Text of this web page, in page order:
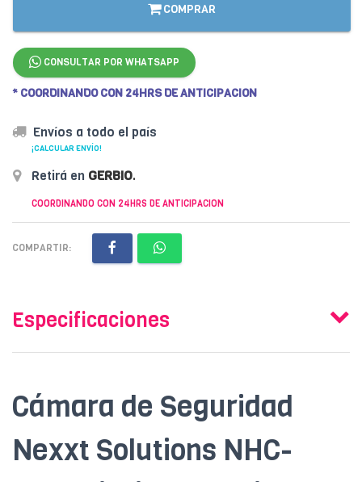
COMPRAR
CONSULTAR POR WHATSAPP
* COORDINANDO CON 24HRS DE ANTICIPACION
Envíos a todo el país
¡CALCULAR ENVÍO!
Retirá en GERBIO.
COORDINANDO CON 24HRS DE ANTICIPACION
COMPARTIR:
Especificaciones
Cámara de Seguridad
Nexxt Solutions NHC-